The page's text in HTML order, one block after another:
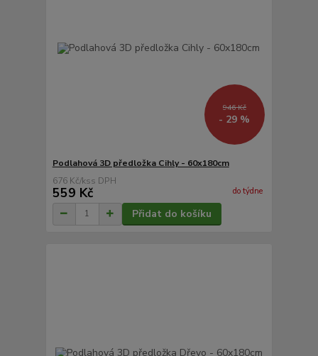
946 Kč
- 29 %
Podlahová 3D předložka Cihly - 60x180cm
676 Kč/ks
559 Kč do týdne
Přidat do košíku